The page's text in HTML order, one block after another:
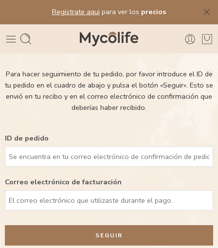
Registrate aqui para ver los precios
Para hacer seguimiento de tu pedido, por favor introduce el ID de
tu pedido en el cuadro de abajo y pulsa el botón «Seguir». Esto se
envió en tu recibo y en el correo electrónico de confirmación que
deberías haber recibido.
ID de pedido
Correo electrónico de facturación
SEGUIR